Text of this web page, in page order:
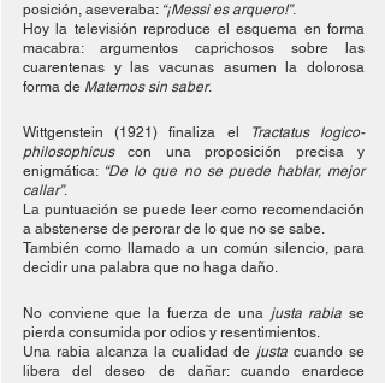
posición, aseveraba: “¡Messi es arquero!”.
Hoy la televisión reproduce el esquema en forma
macabra: argumentos caprichosos sobre las
cuarentenas y las vacunas asumen la dolorosa
forma de Matemos sin saber.
Wittgenstein (1921) finaliza el
Tractatus logico-
philosophicus con una proposición precisa y
enigmática: “De lo que no se puede hablar, mejor
callar”.
La puntuación se puede leer como recomendación
a abstenerse de perorar de lo que no se sabe.
También como llamado a un común silencio, para
decidir una palabra que no haga daño.
No conviene que la fuerza de una justa rabia se
pierda consumida por odios y resentimientos.
Una rabia alcanza la cualidad de justa cuando se
libera del deseo de dañar: cuando enardece